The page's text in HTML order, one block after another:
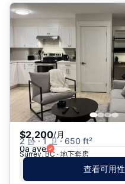
$2,200/月
2 卧 · 1 卫 · 650 ft²
0a ave
Surrey, BC · 地下套房
查看可用性